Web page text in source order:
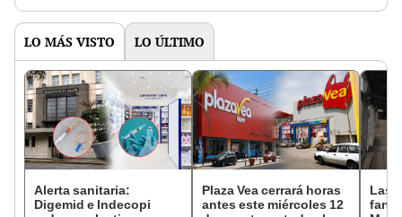
LO MÁS VISTO LO ÚLTIMO
Alerta sanitaria:
Digemid e Indecopi
Plaza Vea cerrará horas
antes este miércoles 12
Las